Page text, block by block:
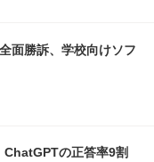
面勝訴、学校向けソフ
ChatGPTの正答率9割